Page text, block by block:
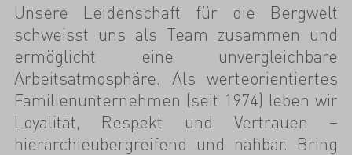
Unsere Leidenschaft für die Bergwelt
schweisst uns als Team zusammen und
ermöglicht eine unvergleichbare
Arbeitsatmosphäre. Als werteorientiertes
Familienunternehmen (seit 1974) leben wir
Loyalität, Respekt und Vertrauen –
hierarchieübergreifend und nahbar. Bring